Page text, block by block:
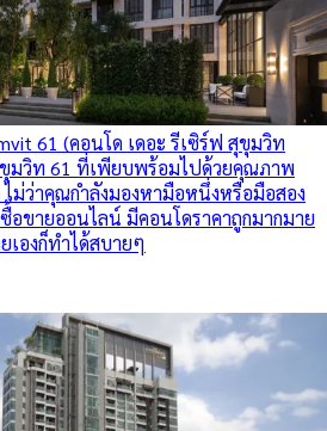
61 (คอนโด เดอะ รีเซิร์ฟ สุขุมวิท
ขุมวิท 61 ที่เพียบพร้อมไปด้วยคุณภาพ
ม่ว่าคุณกำลังมองหามือหนึ่งหรือมือสอง
อขายออนไลน์ มีคอนโดราคาถูกมากมาย
องก็ทำได้สบายๆ